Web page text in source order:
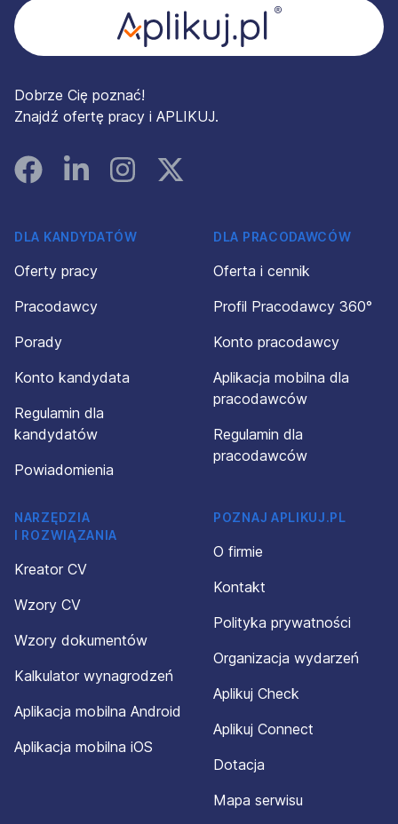
Dobrze Cię poznać!
Znajdź ofertę pracy i APLIKUJ.
FacebookLinked InInstagramInstagram
DLA KANDYDATÓW
Oferty pracy
Pracodawcy
Porady
Konto kandydata
Regulamin dla
kandydatów
Powiadomienia
DLA PRACODAWCÓW
Oferta i cennik
Profil Pracodawcy 360°
Konto pracodawcy
Aplikacja mobilna dla
pracodawców
Regulamin dla
pracodawców
NARZĘDZIA
I ROZWIĄZANIA
Kreator CV
Wzory CV
Wzory dokumentów
Kalkulator wynagrodzeń
Aplikacja mobilna Android
Aplikacja mobilna iOS
POZNAJ APLIKUJ.PL
O firmie
Kontakt
Polityka prywatności
Organizacja wydarzeń
Aplikuj Check
Aplikuj Connect
Dotacja
Mapa serwisu